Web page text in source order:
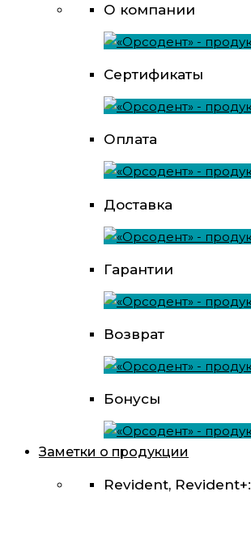
О компании
Сертификаты
Оплата
Доставка
Гарантии
Возврат
Бонусы
Заметки о продукции
Revident,